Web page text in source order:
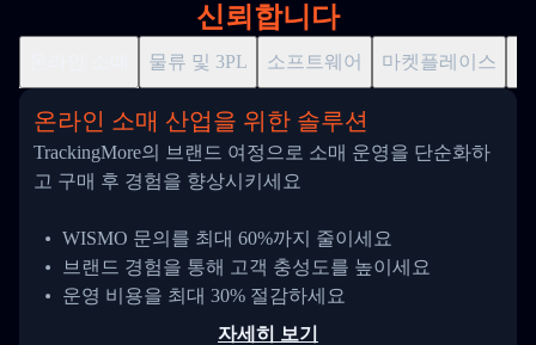
신뢰합니다
물류 및 3PL 소프트웨어 마켓플레이스
온라인 소매 산업을 위한 솔루션
TrackingMore의 브랜드 여정으로 소매 운영을 단순화하
고 구매 후 경험을 향상시키세요
WISMO 문의를 최대 60%까지 줄이세요
브랜드 경험을 통해 고객 충성도를 높이세요
운영 비용을 최대 30% 절감하세요
자세히 보기